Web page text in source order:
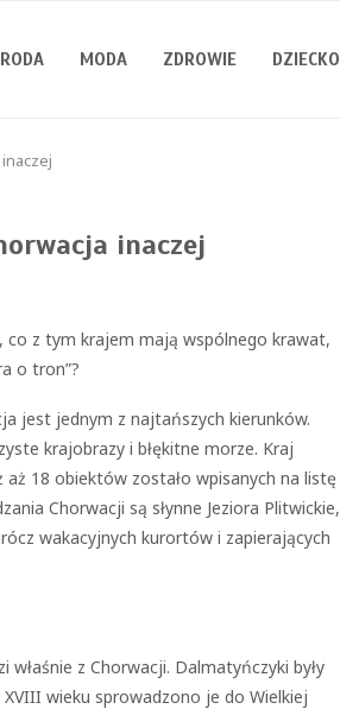
MODA ZDROWIE DZIECKO
inaczej
co z tym krajem mają wspólnego krawat,
o tron”?
jest jednym z najtańszych kierunków.
krajobrazy i błękitne morze. Kraj
18 obiektów zostało wpisanych na listę
Chorwacji są słynne Jeziora Plitwickie,
wakacyjnych kurortów i zapierających
z Chorwacji. Dalmatyńczyki były
wieku sprowadzono je do Wielkiej